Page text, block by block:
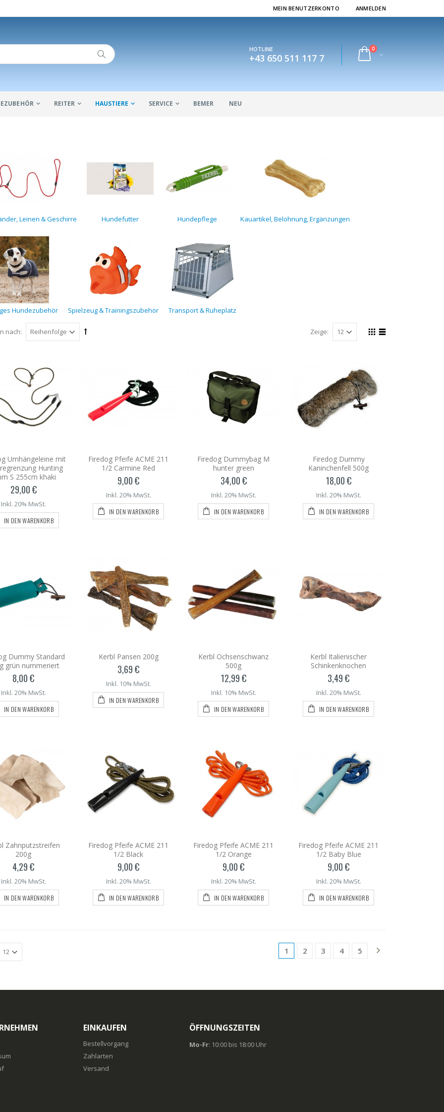
MEIN BENUTZERKONTO ANMELDEN
HOTLINE
+43 650 511 117 7
0
REITER HAUSTIERE SERVICE BEMER NEU
Leinen & Geschirre Hundefutter Hundepflege Kauartikel, Belohnung, Ergänzungen
Hundezubehör Spielzeug & Trainingszubehör Transport & Ruheplatz
nach: Zeige:
Umhängeleine mit
Hunting
S 255cm khaki
29,00 €
Inkl. 20% MwSt.
IN DEN WARENKORB
Firedog Pfeife ACME 211
1/2 Carmine Red
9,00 €
Inkl. 20% MwSt.
IN DEN WARENKORB
Firedog Dummybag M
hunter green
34,00 €
Inkl. 20% MwSt.
IN DEN WARENKORB
Firedog Dummy
Kaninchenfell 500g
18,00 €
Inkl. 20% MwSt.
IN DEN WARENKORB
Dummy Standard
grün nummeriert
8,00 €
Inkl. 20% MwSt.
IN DEN WARENKORB
Kerbl Pansen 200g
3,69 €
Inkl. 10% MwSt.
IN DEN WARENKORB
Kerbl Ochsenschwanz
500g
12,99 €
Inkl. 10% MwSt.
IN DEN WARENKORB
Kerbl Italienischer
Schinkenknochen
3,49 €
Inkl. 20% MwSt.
IN DEN WARENKORB
Zahnputzstreifen
200g
4,29 €
Inkl. 20% MwSt.
IN DEN WARENKORB
Firedog Pfeife ACME 211
1/2 Black
9,00 €
Inkl. 20% MwSt.
IN DEN WARENKORB
Firedog Pfeife ACME 211
1/2 Orange
9,00 €
Inkl. 20% MwSt.
IN DEN WARENKORB
Firedog Pfeife ACME 211
1/2 Baby Blue
9,00 €
Inkl. 20% MwSt.
IN DEN WARENKORB
1 2 3 4 5
EINKAUFEN
Bestellvorgang
Zahlarten
Versand
ÖFFNUNGSZEITEN
Mo-Fr: 10:00 bis 18:00 Uhr